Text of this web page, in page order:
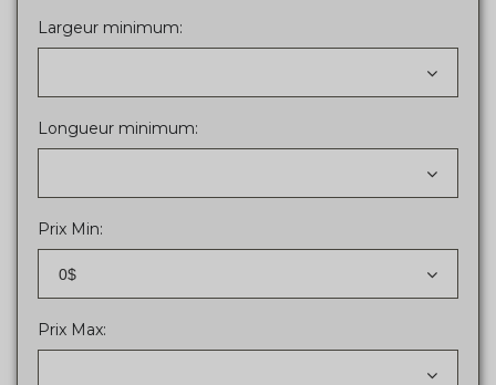
Largeur minimum:
Longueur minimum:
Prix Min:
0$
Prix Max: